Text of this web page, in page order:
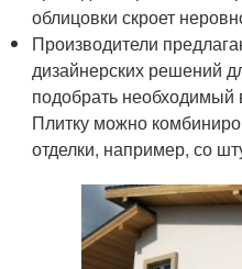
облицовки скроет
Производители
дизайнерских решений
подобрать
Плитку можно
отделки, например, со